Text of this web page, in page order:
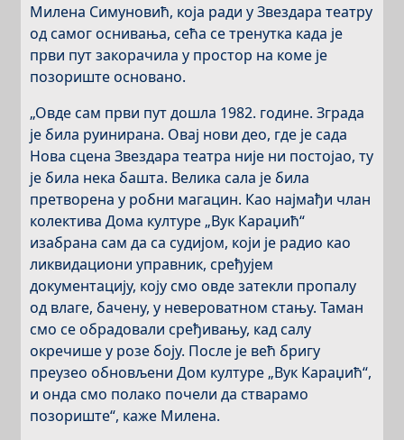
Милена Симуновић, која ради у Звездара театру
од самог оснивања, сећа се тренутка када је
први пут закорачила у простор на коме је
позориште основано.
„Овде сам први пут дошла 1982. године. Зграда
је била руинирана. Овај нови део, где је сада
Нова сцена Звездара театра није ни постојао, ту
је била нека башта. Велика сала је била
претворена у робни магацин. Као најмађи члан
колектива Дома културе „Вук Караџић“
изабрана сам да са судијом, који је радио као
ликвидациони управник, сређујем
документацију, коју смо овде затекли пропалу
од влаге, бачену, у невероватном стању. Таман
смо се обрадовали сређивању, кад салу
окречише у розе боју. После је већ бригу
преузео обновљени Дом културе „Вук Караџић“,
и онда смо полако почели да стварамо
позориште“, каже Милена.